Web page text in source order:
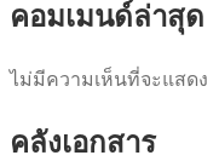
คอมเมนด์ล่าสุด
ไม่มีความเห็นที่จะแสดง
คลังเอกสาร